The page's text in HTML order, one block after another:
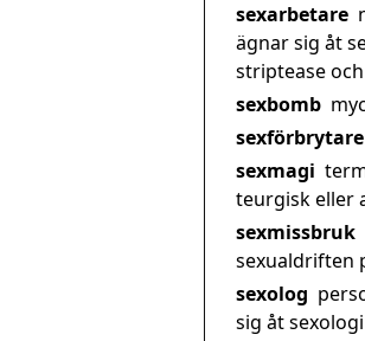
sexarbetare
ägnar sig åt
striptease
sexbomb
sexförbrytare
sexmagi
teurgisk eller
sexmissbruk
sexualdriften
sexolog
sig åt sexologi